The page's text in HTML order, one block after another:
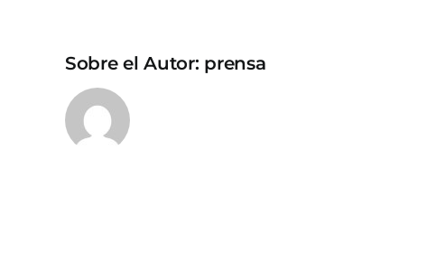
Sobre el Autor: prensa